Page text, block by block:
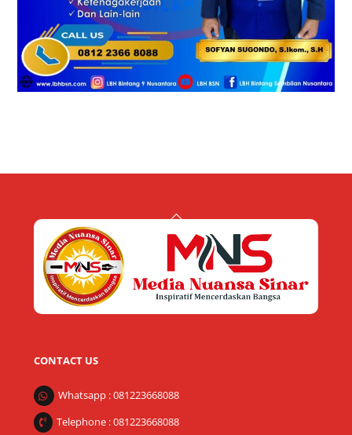
Back
Top
CONTACT US
Whatsapp : 081223668088
Telephone : 081223668088